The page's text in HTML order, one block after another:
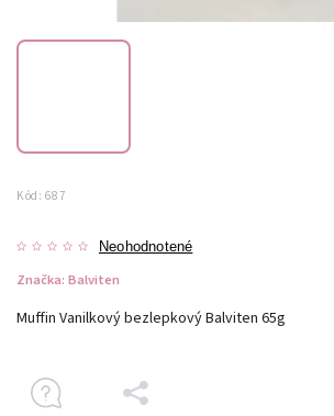
Kód: 687
Neohodnotené
Značka: Balviten
Muffin Vanilkový bezlepkový Balviten 65g